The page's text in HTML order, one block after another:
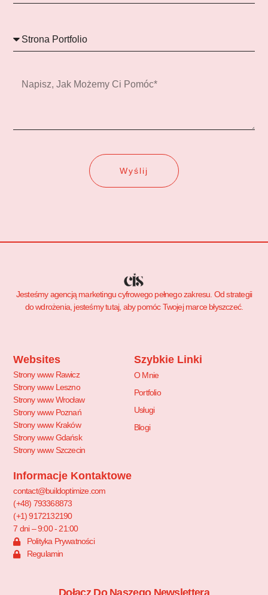
mail*
Wiadomość
Wyślij
Jesteśmy agencją marketingu cyfrowego pełnego zakresu. Od strategii
do wdrożenia, jesteśmy tutaj, aby pomóc Twojej marce błyszczeć.
Websites
Strony www Rawicz
Strony www Leszno
Strony www Wrocław
Strony www Poznań
Strony www Kraków
Strony www Gdańsk
Strony www Szczecin
Szybkie Linki
O Mnie
Portfolio
Usługi
Blogi
Informacje Kontaktowe
contact@buildoptimize.com
(+48) 793368873
(+1) 9172132190
7 dni – 9:00 - 21:00
Polityka Prywatności
Regulamin